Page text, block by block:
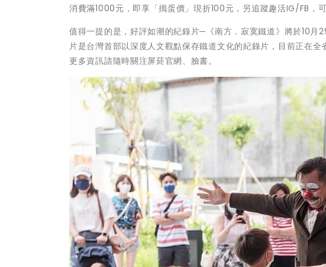
消費滿1000元，即享「搗蛋價」現折100元，另追蹤趣活IG/FB，可
值得一提的是，好評如潮的紀錄片─《南方．寂寞鐵道》將於10
片是台灣首部以深度人文觀點保存鐵道文化的紀錄片，目前正在
更多資訊請隨時關注屏菸官網、臉書。